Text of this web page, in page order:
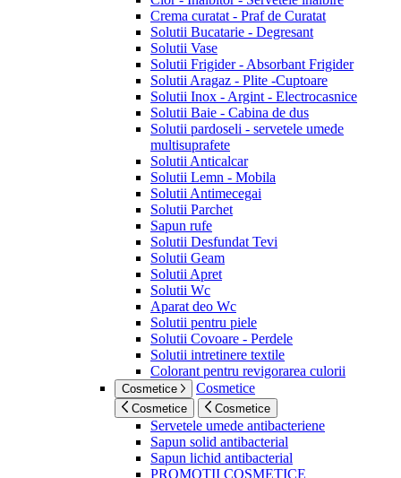
Crema curatat - Praf de Curatat
Solutii Bucatarie - Degresant
Solutii Vase
Solutii Frigider - Absorbant Frigider
Solutii Aragaz - Plite -Cuptoare
Solutii Inox - Argint - Electrocasnice
Solutii Baie - Cabina de dus
Solutii pardoseli - servetele umede
multisuprafete
Solutii Anticalcar
Solutii Lemn - Mobila
Solutii Antimecegai
Solutii Parchet
Sapun rufe
Solutii Desfundat Tevi
Solutii Geam
Solutii Apret
Solutii Wc
Aparat deo Wc
Solutii pentru piele
Solutii Covoare - Perdele
Solutii intretinere textile
Colorant pentru revigorarea culorii
Cosmetice Cosmetice
Cosmetice Cosmetice
Servetele umede antibacteriene
Sapun solid antibacterial
Sapun lichid antibacterial
PROMOTII COSMETICE